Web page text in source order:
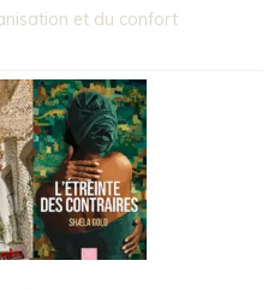
et du confort